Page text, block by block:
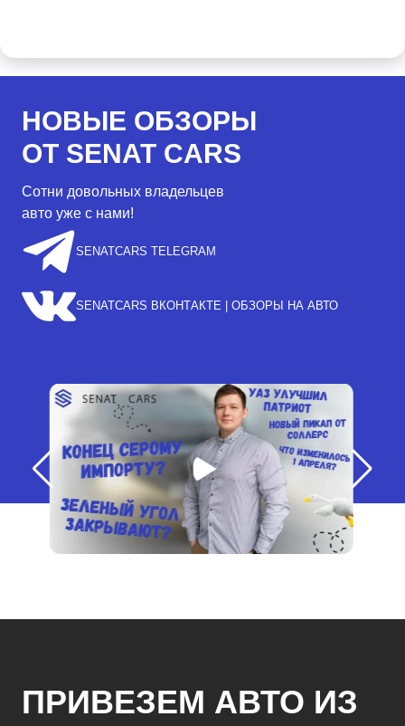
НОВЫЕ ОБЗОРЫ
ОТ SENAT CARS
Сотни довольных владельцев
авто уже с нами!
SENATCARS TELEGRAM
SENATCARS ВКОНТАКТЕ | ОБЗОРЫ НА АВТО
ПРИВЕЗЕМ АВТО ИЗ